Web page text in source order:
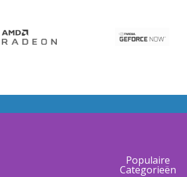
Populaire
Categorieën